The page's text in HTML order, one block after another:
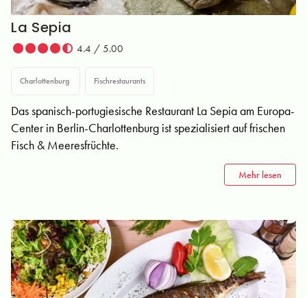
La Sepia
4.4 / 5.00
Charlottenburg Fischrestaurants
Das spanisch-portugiesische Restaurant La Sepia am Europa-
Center in Berlin-Charlottenburg ist spezialisiert auf frischen
Fisch & Meeresfrüchte.
Mehr lesen